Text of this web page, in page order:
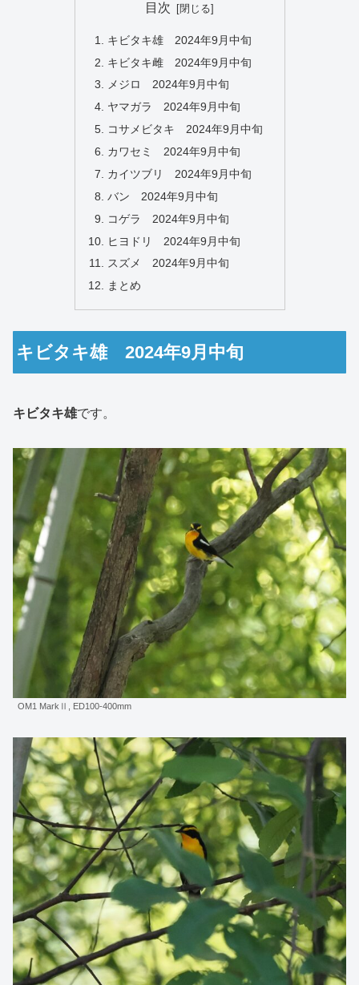
目次
キビタキ雄 2024年9月中旬
キビタキ雌 2024年9月中旬
メジロ 2024年9月中旬
ヤマガラ 2024年9月中旬
コサメビタキ 2024年9月中旬
カワセミ 2024年9月中旬
カイツブリ 2024年9月中旬
バン 2024年9月中旬
コゲラ 2024年9月中旬
ヒヨドリ 2024年9月中旬
スズメ 2024年9月中旬
まとめ
キビタキ雄 2024年9月中旬
キビタキ雄です。
OM1 MarkⅡ, ED100-400mm